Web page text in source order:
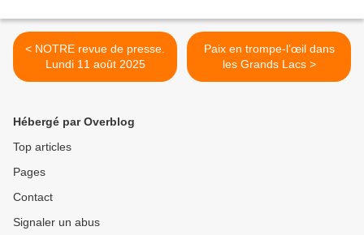
< NOTRE revue de presse.
Lundi 11 août 2025
Paix en trompe-l’œil dans
les Grands Lacs >
Hébergé par Overblog
Top articles
Pages
Contact
Signaler un abus